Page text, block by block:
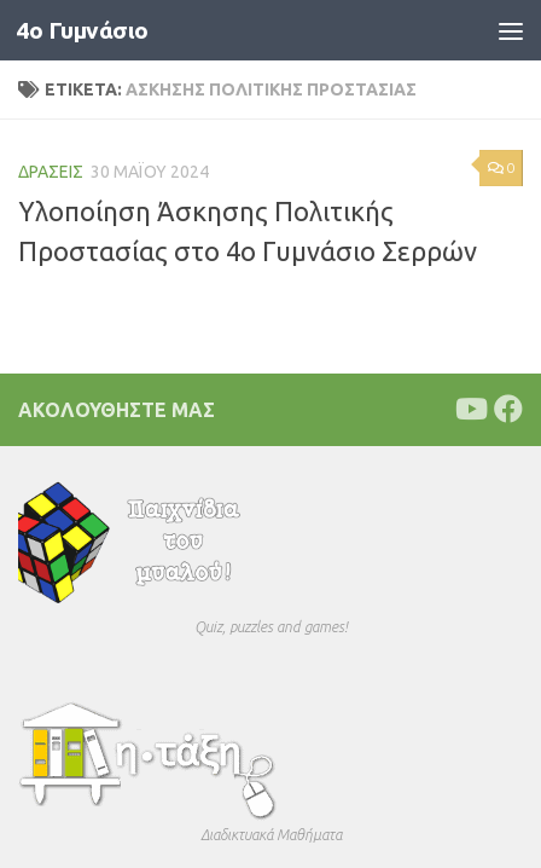
Skip to content
4o Γυμνάσιο
ΕΤΙΚΈΤΑ: ΆΣΚΗΣΗΣ ΠΟΛΙΤΙΚΉΣ ΠΡΟΣΤΑΣΊΑΣ
0
ΔΡΆΣΕΙΣ 30 ΜΑΪ́ΟΥ 2024
Υλοποίηση Άσκησης Πολιτικής
Προστασίας στο 4ο Γυμνάσιο Σερρών
ΑΚΟΛΟΥΘΉΣΤΕ ΜΑΣ
Quiz, puzzles and games!
Διαδικτυακά Μαθήματα